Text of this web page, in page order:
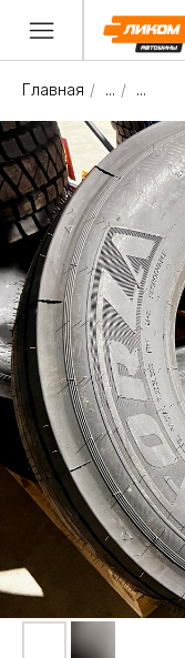
Главная / ... / ...